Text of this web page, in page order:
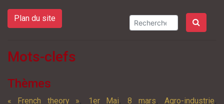
Plan du site
Mots-clefs
Thèmes
« French theory », 1er Mai,8 mars, Agro-industrie,